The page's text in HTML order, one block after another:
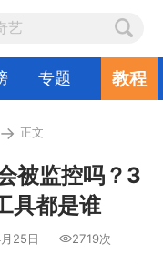
专题 教程
→ 正文
被监控吗？3
具都是谁
25日 2719次